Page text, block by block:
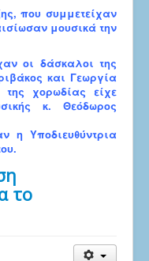
που συμμετείχαν
μουσικά την
οι δάσκαλοι της
και Γεωργία
χορωδίας είχε
κ. Θεόδωρος
η Υποδιευθύντρια
το